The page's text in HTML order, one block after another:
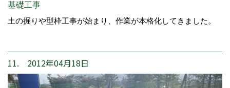
基礎工事
土の掘りや型枠工事が始まり、作業が本格化してきました。
11. 2012年04月18日